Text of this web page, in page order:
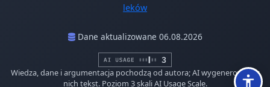
leków
Dane aktualizowane 06.08.2026
Wiedza, dane i argumentacja pochodzą od autora; AI wygenerowało z
nich tekst. Poziom 3 skali AI Usage Scale.